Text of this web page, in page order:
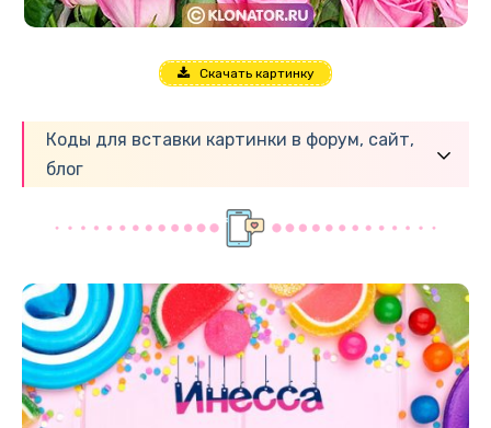
Скачать картинку
Коды для вставки картинки в форум, сайт,
блог